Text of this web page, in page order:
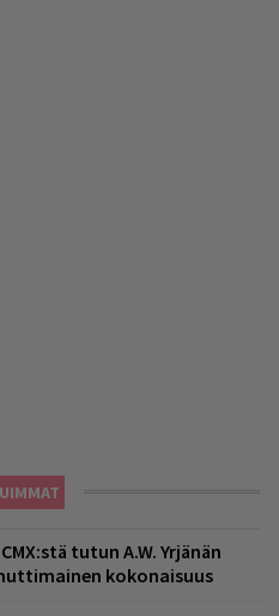
tutun A.W. Yrjänän
kokonaisuus